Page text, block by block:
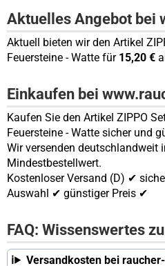
Aktuelles Angebot bei
Aktuell bieten wir den Artikel
Feuersteine - Watte für 15,20 €
Einkaufen bei
Kaufen Sie den Artikel ZIPPO
Feuersteine - Watte sicher und
Wir versenden deutschlandweit
Mindestbestellwert.
Kostenloser Versand (D) ✔
Auswahl ✔ günstiger Preis ✔
FAQ: Wissenswertes
Versandkosten bei